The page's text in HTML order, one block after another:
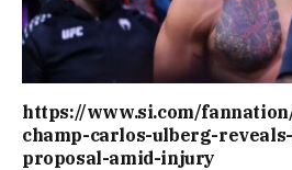
https://www.si.com/
champ-carlos-ulberg-
proposal-amid-injury